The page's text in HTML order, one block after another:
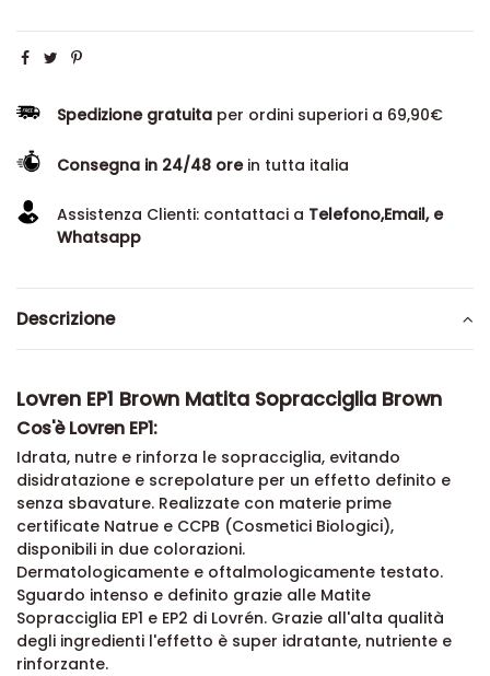
Spedizione gratuita per ordini superiori a 69,90€
Consegna in 24/48 orein tutta italia
Assistenza Clienti: contattaci a Telefono,Email, e
Whatsapp
Descrizione
Lovren EP1 Brown Matita Sopracciglia Brown
Cos'è Lovren EP1:
Idrata, nutre e rinforza le sopracciglia, evitando
disidratazione e screpolature per un effetto definito e
senza sbavature. Realizzate con materie prime
certificate Natrue e CCPB (Cosmetici Biologici),
disponibili in due colorazioni.
Dermatologicamente e oftalmologicamente testato.
Sguardo intenso e definito grazie alle Matite
Sopracciglia EP1 e EP2 di Lovrén. Grazie all'alta qualità
degli ingredienti l'effetto è super idratante, nutriente e
rinforzante.